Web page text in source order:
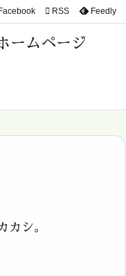
ームページ

前へ

 RSS Feedly
カシ。